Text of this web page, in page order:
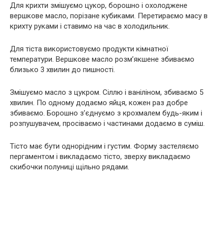
Для крихти змішуємо цукор, борошно і охолоджене
вершкове масло, порізане кубиками. Перетираємо масу в
крихту руками і ставимо на час в холодильник.
Для тіста використовуємо продукти кімнатної
температури. Вершкове масло розм’якшене збиваємо
близько 3 хвилин до пишності.
Змішуємо масло з цукром. Сіллю і ваніліном, збиваємо 5
хвилин. По одному додаємо яйця, кожен раз добре
збиваємо. Борошно з’єднуємо з крохмалем будь-яким і
розпушувачем, просіваємо і частинами додаємо в суміш.
Тісто має бути однорідним і густим. Форму застеляємо
пергаментом і викладаємо тісто, зверху викладаємо
скибочки полуниці щільно рядами.